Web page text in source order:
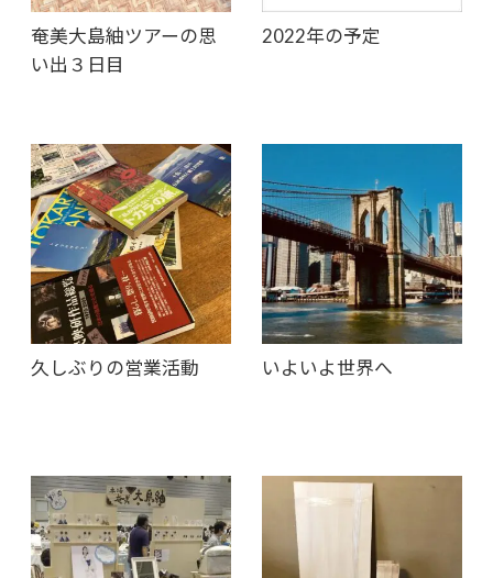
奄美大島紬ツアーの思
い出３日目
2022年の予定
久しぶりの営業活動 いよいよ世界へ